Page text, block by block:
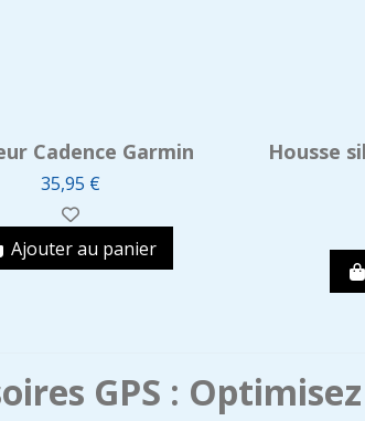
Cadence Garmin
35,95 €
Ajouter au panier
Housse
GPS :